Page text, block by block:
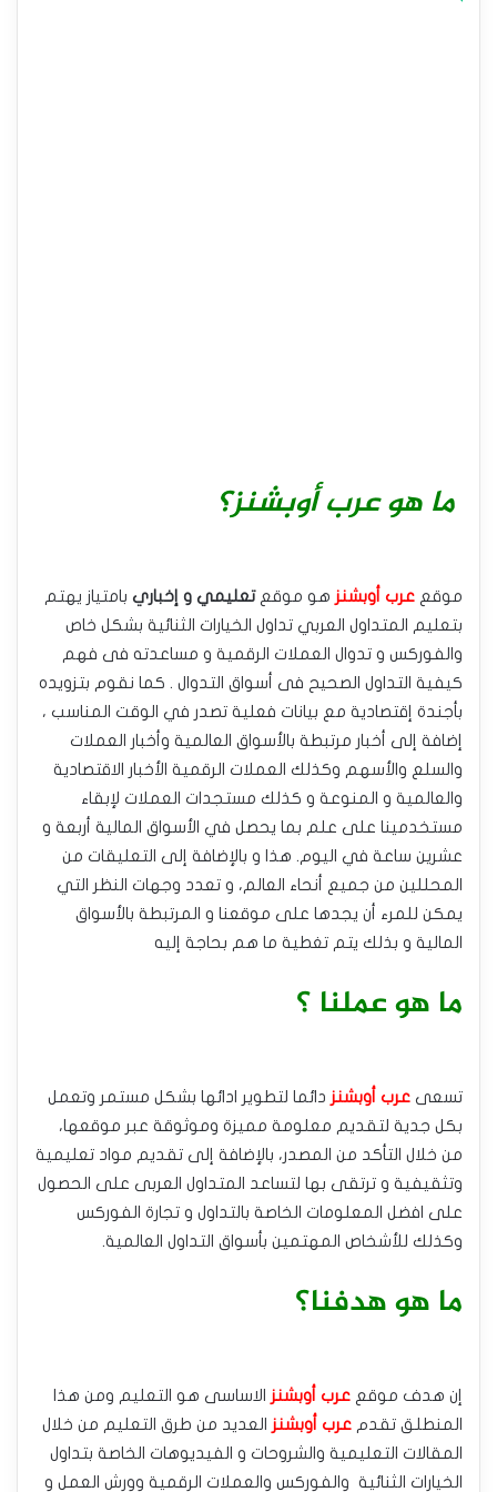
ما هو عرب أوبشنز؟
موقع عرب أوبشنز هو موقع تعليمي و إخباري بامتياز يهتم
بتعليم المتداول العربي تداول الخيارات الثنائية بشكل خاص
والفوركس و تدوال العملات الرقمية و مساعدته فى فهم
كيفية التداول الصحيح فى أسواق التدوال . كما نقوم بتزويده
بأجندة إقتصادية مع بيانات فعلية تصدر في الوقت المناسب ،
إضافة إلى أخبار مرتبطة بالأسواق العالمية وأخبار العملات
والسلع والأسهم وكذلك العملات الرقمية الأخبار الاقتصادية
والعالمية و المنوعة و كذلك مستجدات العملات لإبقاء
مستخدمينا على علم بما يحصل في الأسواق المالية أربعة و
عشرين ساعة في اليوم. هذا و بالإضافة إلى التعليقات من
المحللين من جميع أنحاء العالم، و تعدد وجهات النظر التي
يمكن للمرء أن يجدها على موقعنا و المرتبطة بالأسواق
المالية و بذلك يتم تغطية ما هم بحاجة إليه
ما هو عملنا ؟
تسعى عرب أوبشنز دائما لتطوير ادائها بشكل مستمر وتعمل
بكل جدية لتقديم معلومة مميزة وموثوقة عبر موقعها،
من خلال التأكد من المصدر، بالإضافة إلى تقديم مواد تعليمية
وتثقيفية و ترتقى بها لتساعد المتداول العربى على الحصول
على افضل المعلومات الخاصة بالتداول و تجارة الفوركس
وكذلك للأشخاص المهتمين بأسواق التداول العالمية.
ما هو هدفنا؟
إن هدف موقع عرب أوبشنز الاساسى هو التعليم ومن هذا
المنطلق تقدم عرب أوبشنز العديد من طرق التعليم من خلال
المقالات التعليمية والشروحات و الفيديوهات الخاصة بتداول
الخيارات الثنائية والفوركس والعملات الرقمية وورش العمل و